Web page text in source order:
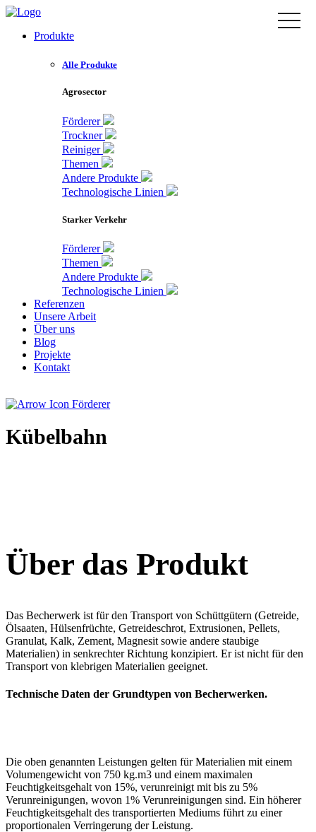
Zum
springenProdukte
Alle Produkte
Agrosector
Förderer
Trockner
Reiniger
Themen
Andere Produkte
Technologische Linien
Starker Verkehr
Förderer
Themen
Andere Produkte
Technologische Linien
Referenzen
Unsere Arbeit
Über uns
Blog
Projekte
Kontakt
toggle
Förderer
Kübelbahn
Über das Produkt
Das Becherwerk ist für den Transport von Schüttgütern (Getreide,
Ölsaaten, Hülsenfrüchte, Getreideschrot, Extrusionen, Pellets,
Granulat, Kalk, Zement, Magnesit sowie andere staubige
Materialien) in senkrechter Richtung konzipiert. Er ist nicht für den
Transport von klebrigen Materialien geeignet.
Technische Daten der Grundtypen von Becherwerken.
Die oben genannten Leistungen gelten für Materialien mit einem
Volumengewicht von 750 kg.m3 und einem maximalen
Feuchtigkeitsgehalt von 15%, verunreinigt mit bis zu 5%
Verunreinigungen, wovon 1% Verunreinigungen sind. Ein höherer
Feuchtigkeitsgehalt des transportierten Mediums führt zu einer
proportionalen Verringerung der Leistung.